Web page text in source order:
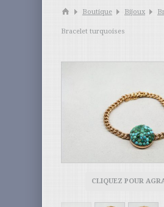
Boutique Bijoux
Bracelet turquoises
CLIQUEZ POUR